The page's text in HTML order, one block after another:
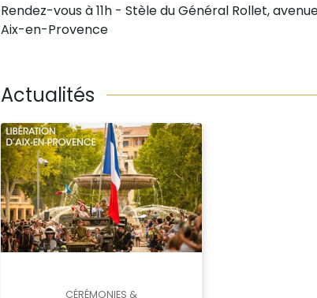
Rendez-vous à 11h - Stèle du Général Rollet,
Aix-en-Provence
Actualités
CÉRÉMONIES &